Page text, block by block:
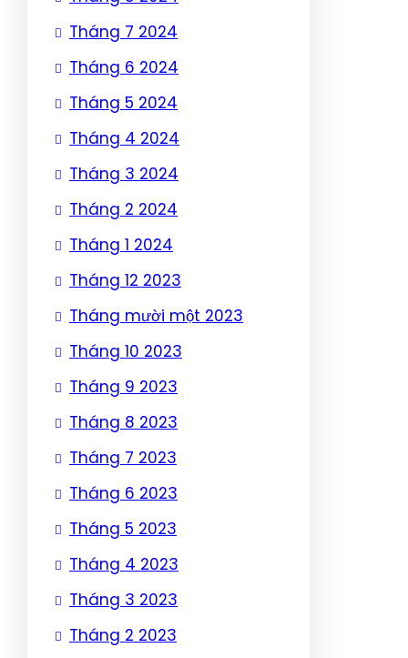
Tháng 7 2024
Tháng 6 2024
Tháng 5 2024
Tháng 4 2024
Tháng 3 2024
Tháng 2 2024
Tháng 1 2024
Tháng 12 2023
Tháng mười một 2023
Tháng 10 2023
Tháng 9 2023
Tháng 8 2023
Tháng 7 2023
Tháng 6 2023
Tháng 5 2023
Tháng 4 2023
Tháng 3 2023
Tháng 2 2023